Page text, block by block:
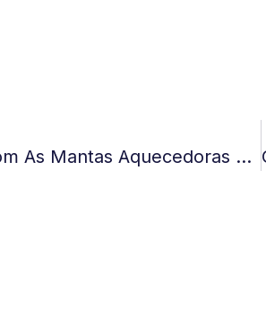
Prepare-Se Para O Inverno Com As Mantas Aquecedoras Kuhlmann!